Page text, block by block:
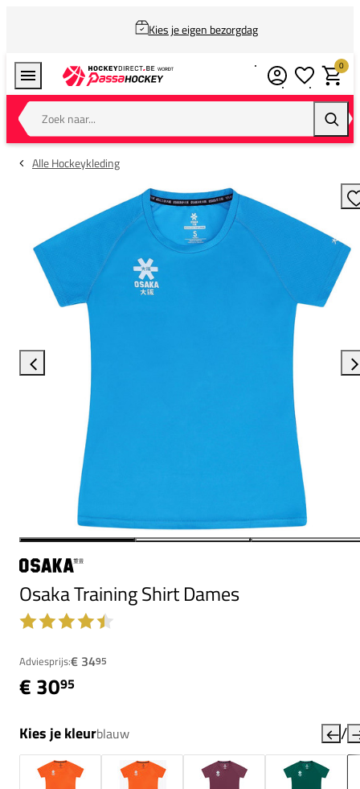
Kies je eigen bezorgdag
Zoek naar...
0
Alle Hockeykleding
Osaka Training Shirt Dames
Adviesprijs:€ 3495
€ 3095
Kies je kleurblauw /